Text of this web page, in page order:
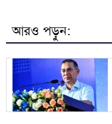
ঘিরে বাঁশখালীতে উৎসব
৯ মাইক অপসারণ
১০ হাম ও হামের
আরও পড়ুন: